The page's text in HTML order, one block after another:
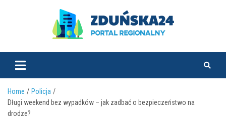
zdunska24.pl
Home
Policja
Długi weekend bez wypadków – jak zadbać o bezpieczeństwo na
drodze?